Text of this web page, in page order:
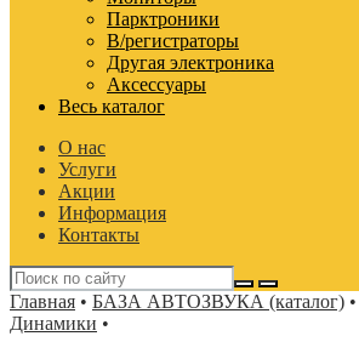
Парктроники
В/регистраторы
Другая электроника
Аксессуары
Весь каталог
О нас
Услуги
Акции
Информация
Контакты
Главная • БАЗА АВТОЗВУКА (каталог) •
Динамики •